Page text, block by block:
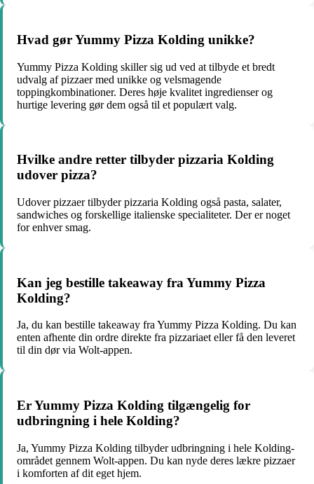
Hvad gør Yummy Pizza Kolding unikke?
Yummy Pizza Kolding skiller sig ud ved at tilbyde et bredt
udvalg af pizzaer med unikke og velsmagende
toppingkombinationer. Deres høje kvalitet ingredienser og
hurtige levering gør dem også til et populært valg.
Hvilke andre retter tilbyder pizzaria Kolding
udover pizza?
Udover pizzaer tilbyder pizzaria Kolding også pasta, salater,
sandwiches og forskellige italienske specialiteter. Der er noget
for enhver smag.
Kan jeg bestille takeaway fra Yummy Pizza
Kolding?
Ja, du kan bestille takeaway fra Yummy Pizza Kolding. Du kan
enten afhente din ordre direkte fra pizzariaet eller få den leveret
til din dør via Wolt-appen.
Er Yummy Pizza Kolding tilgængelig for
udbringning i hele Kolding?
Ja, Yummy Pizza Kolding tilbyder udbringning i hele Kolding-
området gennem Wolt-appen. Du kan nyde deres lækre pizzaer
i komforten af dit eget hjem.